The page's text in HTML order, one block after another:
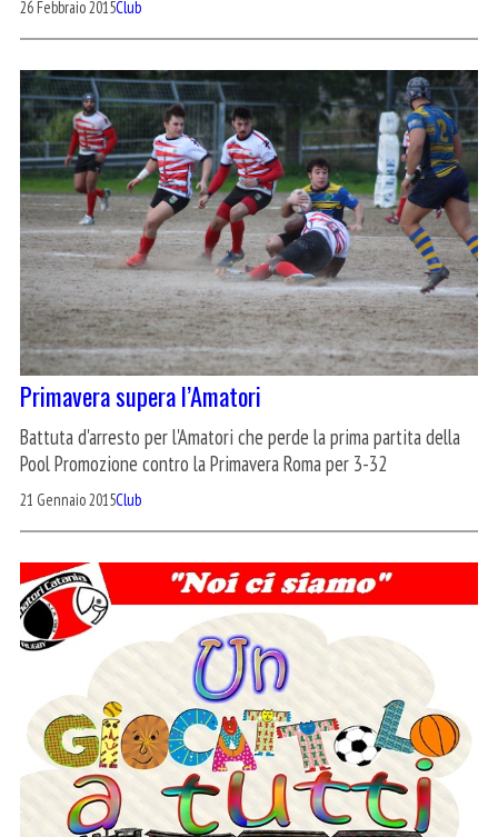
26 Febbraio 2015Club
Primavera supera l’Amatori
Battuta d'arresto per l'Amatori che perde la prima partita della
Pool Promozione contro la Primavera Roma per 3-32
21 Gennaio 2015Club